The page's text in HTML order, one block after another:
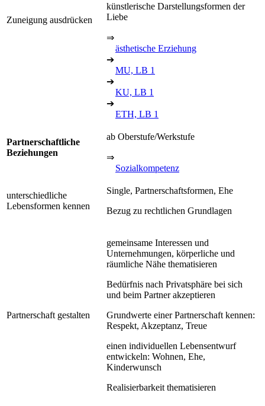
Zuneigung ausdrücken
künstlerische Darstellungsformen der
Liebe
⇒
ästhetische Erziehung
➔
MU, LB 1
➔
KU, LB 1
➔
ETH, LB 1
Partnerschaftliche
Beziehungen
ab Oberstufe/Werkstufe
⇒
Sozialkompetenz
unterschiedliche
Lebensformen kennen
Single, Partnerschaftsformen, Ehe
Bezug zu rechtlichen Grundlagen
Partnerschaft gestalten
gemeinsame Interessen und
Unternehmungen, körperliche und
räumliche Nähe thematisieren
Bedürfnis nach Privatsphäre bei sich
und beim Partner akzeptieren
Grundwerte einer Partnerschaft kennen:
Respekt, Akzeptanz, Treue
einen individuellen Lebensentwurf
entwickeln: Wohnen, Ehe,
Kinderwunsch
Realisierbarkeit thematisieren